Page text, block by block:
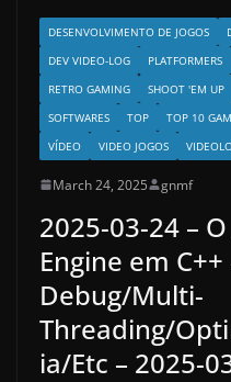
DESENVOLVIMENTO DE JOGOS
DEV VIDEO-LOG
PLATFORMERS
RETRO GAMING
SHOOT 'EM UP
SOFTWARES
TOP TOP 10
VÍDEO
VIDEO JOGOS
March 24, 2025 gnmf
2025-03-24 –
Engine em
Debug/Multi-
Threading/
ia/Etc – 2025-